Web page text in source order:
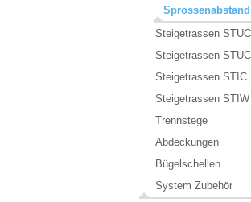
Steigetrassen
Steigetrassen
Steigetrassen STIC
Steigetrassen STIW
Trennstege
Abdeckungen
Bügelschellen
System Zubehör